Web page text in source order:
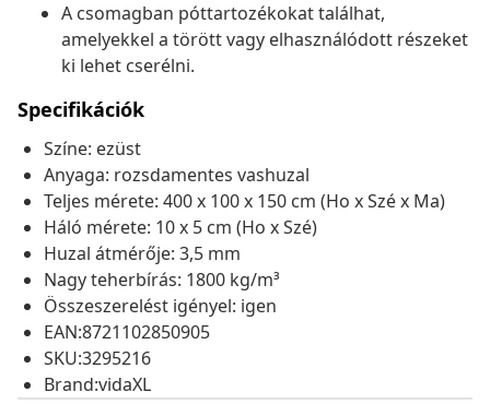
A csomagban póttartozékokat találhat,
amelyekkel a törött vagy elhasználódott részeket
ki lehet cserélni.
Specifikációk
Színe: ezüst
Anyaga: rozsdamentes vashuzal
Teljes mérete: 400 x 100 x 150 cm (Ho x Szé x Ma)
Háló mérete: 10 x 5 cm (Ho x Szé)
Huzal átmérője: 3,5 mm
Nagy teherbírás: 1800 kg/m³
Összeszerelést igényel: igen
EAN:8721102850905
SKU:3295216
Brand:vidaXL